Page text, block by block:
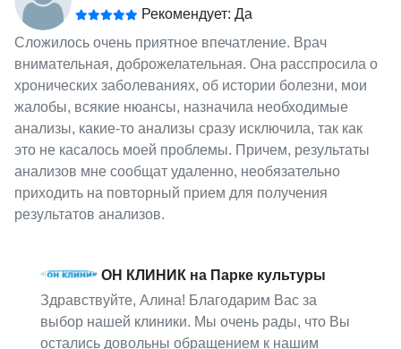
Рекомендует: Да
Сложилось очень приятное впечатление. Врач
внимательная, доброжелательная. Она расспросила о
хронических заболеваниях, об истории болезни, мои
жалобы, всякие нюансы, назначила необходимые
анализы, какие-то анализы сразу исключила, так как
это не касалось моей проблемы. Причем, результаты
анализов мне сообщат удаленно, необязательно
приходить на повторный прием для получения
результатов анализов.
ОН КЛИНИК на Парке культуры
Здравствуйте, Алина! Благодарим Вас за
выбор нашей клиники. Мы очень рады, что Вы
остались довольны обращением к нашим